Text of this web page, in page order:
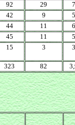
92 29
42 9
44 11
45 11
15 3
323 82